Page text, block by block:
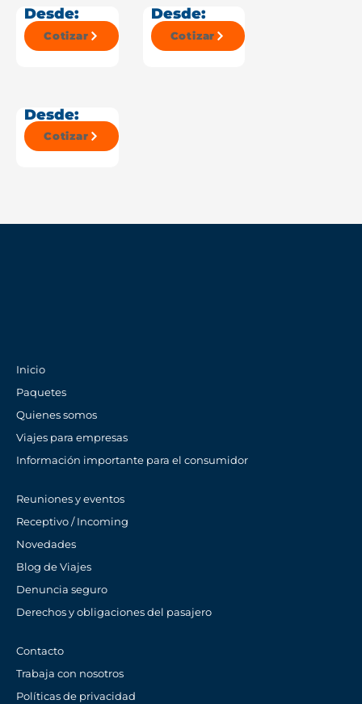
Desde:
Cotizar
Desde:
Cotizar
Desde:
Cotizar
Inicio
Paquetes
Quienes somos
Viajes para empresas
Información importante para el consumidor
Reuniones y eventos
Receptivo / Incoming
Novedades
Blog de Viajes
Denuncia seguro
Derechos y obligaciones del pasajero
Contacto
Trabaja con nosotros
Políticas de privacidad